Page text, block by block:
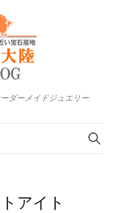
ダーメイドジュエリー
検
索:
アイト